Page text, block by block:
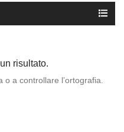
risultato.
a controllare l’ortografia.